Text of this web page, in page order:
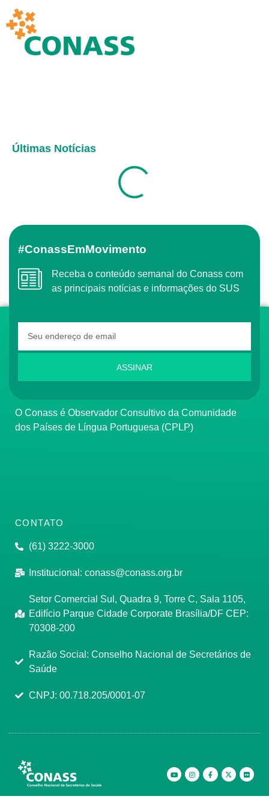
Últimas Notícias
#ConassEmMovimento
Receba o conteúdo semanal do Conass com
as principais notícias e informações do SUS
ASSINAR
O Conass é Observador Consultivo da Comunidade
dos Países de Língua Portuguesa (CPLP)
CONTATO
(61) 3222-3000
Institucional: conass@conass.org.br
Setor Comercial Sul, Quadra 9, Torre C, Sala 1105,
Edifício Parque Cidade Corporate Brasília/DF CEP:
70308-200
Razão Social: Conselho Nacional de Secretários de
Saúde
CNPJ: 00.718.205/0001-07